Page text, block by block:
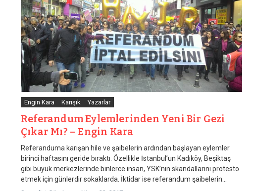
Engin Kara Karışık Yazarlar
Referandum Eylemlerinden Yeni Bir Gezi
Çıkar Mı? – Engin Kara
Referanduma karışan hile ve şaibelerin ardından başlayan eylemler
birinci haftasını geride bıraktı. Özellikle İstanbul’un Kadıköy, Beşiktaş
gibi büyük merkezlerinde binlerce insan, YSK’nın skandallarını protesto
etmek için günlerdir sokaklarda. İktidar ise referandum şaibelerin...